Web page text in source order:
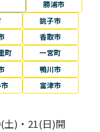
勝浦市
銚子市
香取市
町
一宮町
鴨川市
富津市
土)・21(日)開